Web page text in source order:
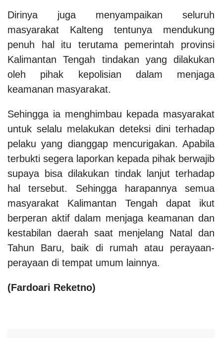
Dirinya juga menyampaikan seluruh
masyarakat Kalteng tentunya mendukung
penuh hal itu terutama pemerintah provinsi
Kalimantan Tengah tindakan yang dilakukan
oleh pihak kepolisian dalam menjaga
keamanan masyarakat.
Sehingga ia menghimbau kepada masyarakat
untuk selalu melakukan deteksi dini terhadap
pelaku yang dianggap mencurigakan. Apabila
terbukti segera laporkan kepada pihak berwajib
supaya bisa dilakukan tindak lanjut terhadap
hal tersebut. Sehingga harapannya semua
masyarakat Kalimantan Tengah dapat ikut
berperan aktif dalam menjaga keamanan dan
kestabilan daerah saat menjelang Natal dan
Tahun Baru, baik di rumah atau perayaan-
perayaan di tempat umum lainnya.
(Fardoari Reketno)